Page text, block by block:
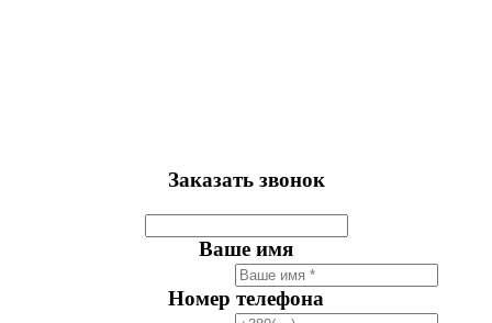
Заказать звонок
Ваше имя
Номер телефона